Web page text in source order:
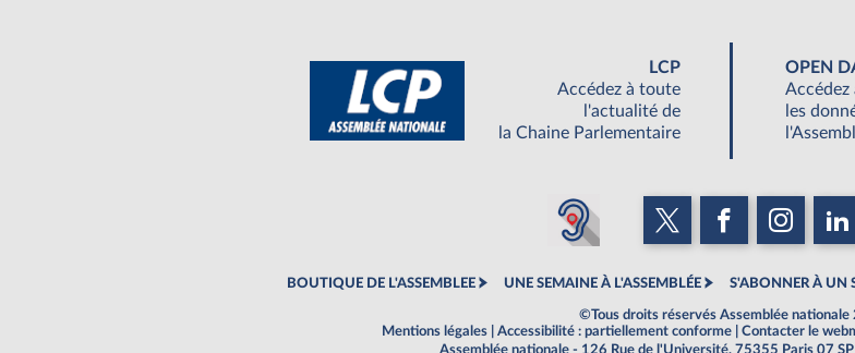
LCP
Accédez à toute
l'actualité de
la Chaine Parlementaire
OPEN
Accédez
les
BOUTIQUE DE L'ASSEMBLEE UNE SEMAINE À L'ASSEMBLÉE S'ABONNER À UN
©Tous droits réservés Assemblée nationale
Mentions légales
Accessibilité : partiellement conforme Contacter le
Assemblée nationale - 126 Rue de l'Université, 75355 Paris 07